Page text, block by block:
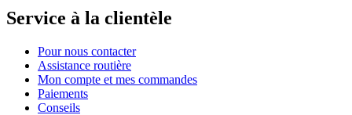
Service à la clientèle
Pour nous contacter
Assistance routière
Mon compte et mes commandes
Paiements
Conseils